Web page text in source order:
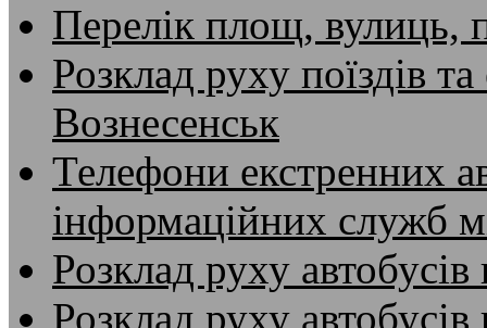
Перелік площ, вулиць,
Розклад руху поїздів
Вознесенськ
Телефони екстренних
інформаційних служб
Розклад руху
Розклад руху